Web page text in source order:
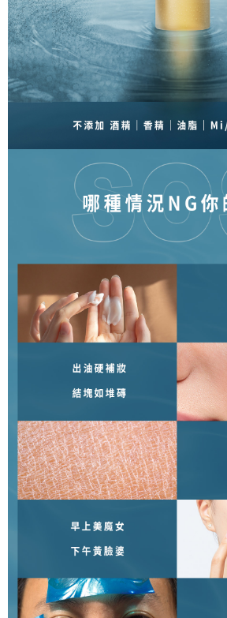
恩沛科技股份有限公司將有權停止該用戶之使用
新馬專屬 滿額免運！